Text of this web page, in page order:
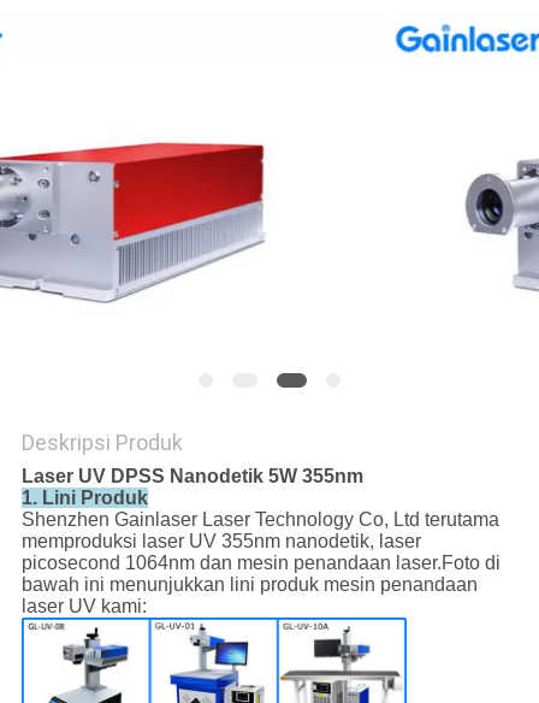
Deskripsi Produk
Laser UV DPSS Nanodetik 5W 355nm
1. Lini Produk
Shenzhen Gainlaser Laser Technology Co, Ltd terutama
memproduksi laser UV 355nm nanodetik, laser
picosecond 1064nm dan mesin penandaan laser.Foto di
bawah ini menunjukkan lini produk mesin penandaan
laser UV kami: